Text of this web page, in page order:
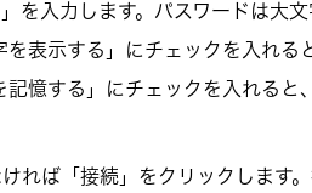
を入力します。パスワードは大
を表示する」にチェックを入れる
記憶する」にチェックを入れる
れば「接続」をクリックします